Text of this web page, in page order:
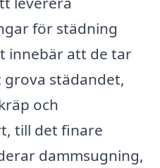
för städning
innebär att de tar
städandet,
och
till det finare
dammsugning,